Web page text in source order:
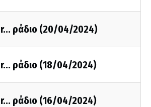
ράδιο (20/04/2024)
ράδιο (18/04/2024)
ράδιο (16/04/2024)